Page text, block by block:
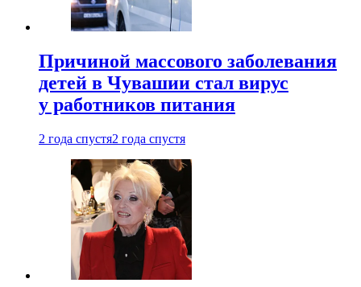
Причиной массового заболевания
детей в Чувашии стал вирус
у работников питания
2 года спустя2 года спустя